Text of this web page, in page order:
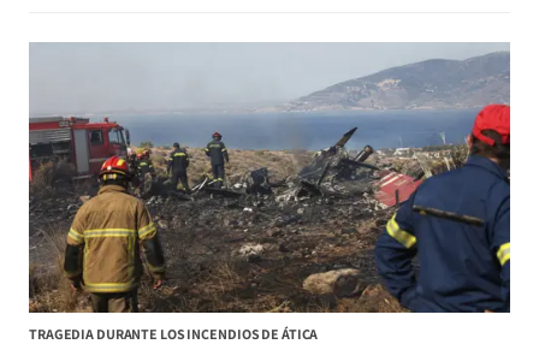
TRAGEDIA DURANTE LOS INCENDIOS DE ÁTICA